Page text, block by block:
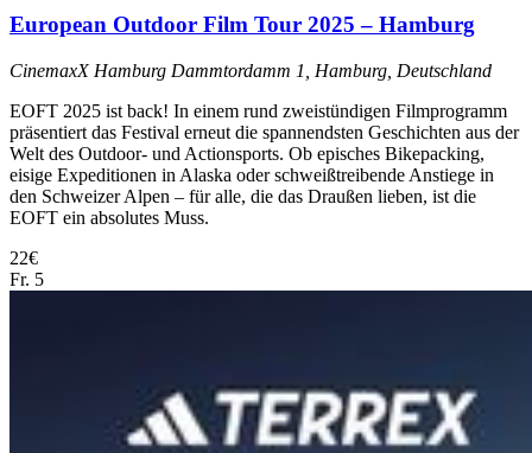
European Outdoor Film Tour 2025 – Hamburg
CinemaxX Hamburg Dammtordamm 1, Hamburg, Deutschland
EOFT 2025 ist back! In einem rund zweistündigen Filmprogramm
präsentiert das Festival erneut die spannendsten Geschichten aus der
Welt des Outdoor- und Actionsports. Ob episches Bikepacking,
eisige Expeditionen in Alaska oder schweißtreibende Anstiege in
den Schweizer Alpen – für alle, die das Draußen lieben, ist die
EOFT ein absolutes Muss.
22€
Fr. 5